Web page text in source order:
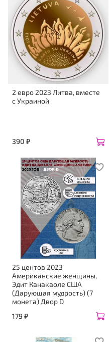
2 евро 2023 Литва, вместе
с Украиной
390 ₽
25 центов 2023
Американские женщины,
Эдит Канакаоле США
(Дарующая мудрость) (7
монета) Двор D
179 ₽